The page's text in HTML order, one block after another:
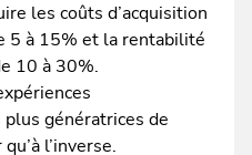
les coûts d’acquisition
5 à 15% et la rentabilité
10 à 30%.
génératrices de
l’inverse.